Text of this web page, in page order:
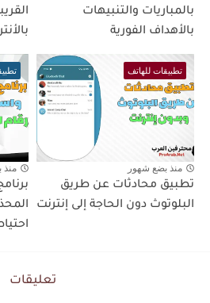
بالمباريات والتنبيهات
بالأهداف الفورية
تطبيقات للهاتف
منذ بضع شهور
تطبيق محادثات عن طريق
البلوتوث دون الحاجة إلى إنترنت
منذ
تعليقات